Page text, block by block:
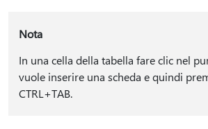
Nota
In una cella della tabella fare clic nel
vuole inserire una scheda e quindi
CTRL+TAB.